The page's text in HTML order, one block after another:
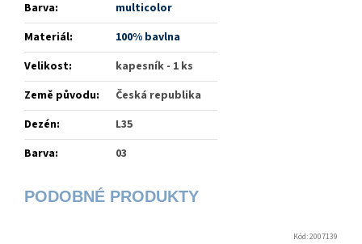
Barva:
multicolor
Materiál:
100% bavlna
Velikost:
kapesník - 1 ks
Země původu:
Česká republika
Dezén:
L35
Barva: 03
Kód:2007139